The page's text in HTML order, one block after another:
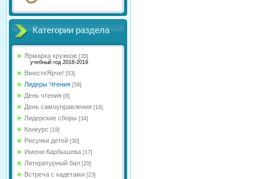
Категории раздела
Ярмарка кружков [35]
учебный год 2018-2019
ВместеЯрче! [53]
Лидеры Чтения [59]
День чтения [8]
День самоуправления [16]
Лидерские сборы [34]
Конкурс [19]
Рисунки детей [30]
Имени Карбышева [17]
Литературный бал [20]
Встреча с кадетами [23]